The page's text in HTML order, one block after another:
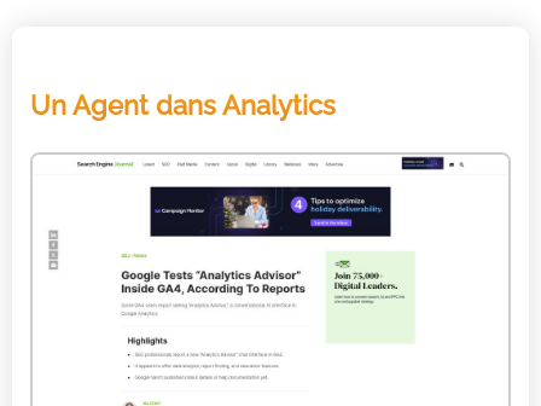
Un Agent dans Analytics